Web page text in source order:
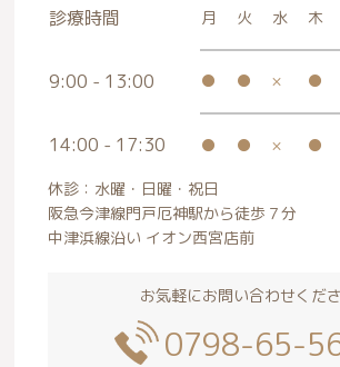
診療時間 月 火 水 木
9:00 - 13:00 ● ● × ●
14:00 - 17:30 ● ● × ●
休診：水曜・日曜・祝日
阪急今津線門戸厄神駅から徒歩７分
中津浜線沿い イオン西宮店前
お気軽にお問い合わせくだ
0798-65-